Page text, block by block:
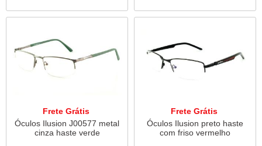
Frete Grátis
Óculos Ilusion J00577 metal
cinza haste verde
Frete Grátis
Óculos Ilusion preto haste
com friso vermelho